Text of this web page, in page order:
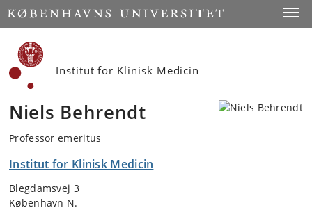
Start
Institut for Klinisk Medicin
Niels Behrendt
Professor emeritus
Institut for Klinisk Medicin
Blegdamsvej 3
København N.